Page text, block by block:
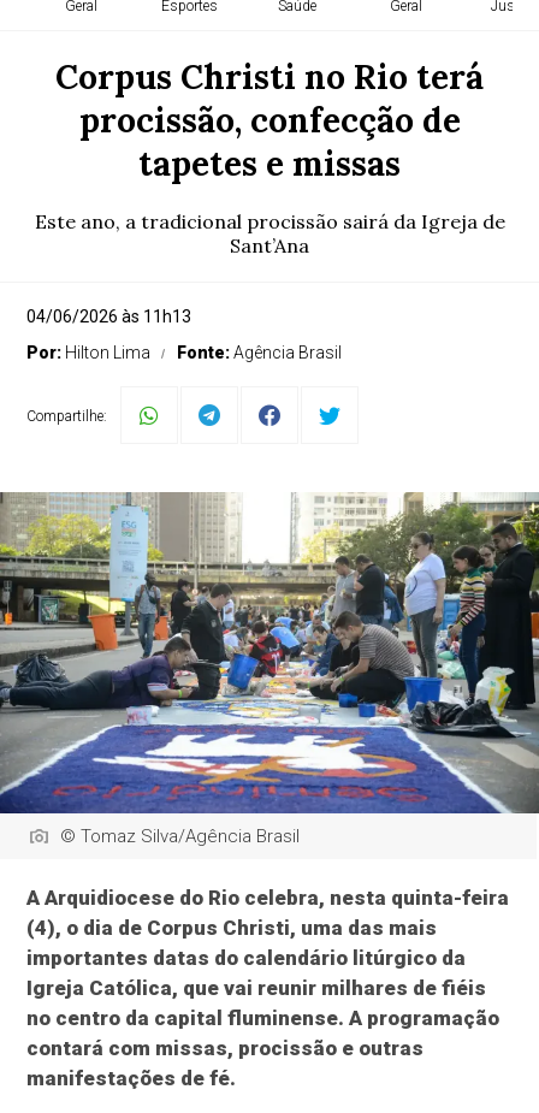
Geral Esportes Saúde Geral Justiça
Corpus Christi no Rio terá
procissão, confecção de
tapetes e missas
Este ano, a tradicional procissão sairá da Igreja de
Sant’Ana
04/06/2026 às 11h13
Por: Hilton Lima Fonte:Agência Brasil
Compartilhe:
© Tomaz Silva/Agência Brasil
A Arquidiocese do Rio celebra, nesta quinta-feira
(4), o dia de Corpus Christi, uma das mais
importantes datas do calendário litúrgico da
Igreja Católica, que vai reunir milhares de fiéis
no centro da capital fluminense. A programação
contará com missas, procissão e outras
manifestações de fé.